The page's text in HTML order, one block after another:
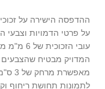
על פרטי הדמויות וצבעי
עובי
המדויק מבטיח שהצבעים
לתמונות תחושת ריחוף